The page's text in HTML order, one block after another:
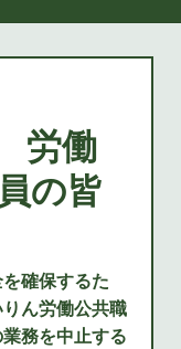
労働
の皆
確保するた
ん労働公共職
務を中止する